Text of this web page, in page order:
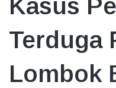
Kasus
Terduga
Lombok